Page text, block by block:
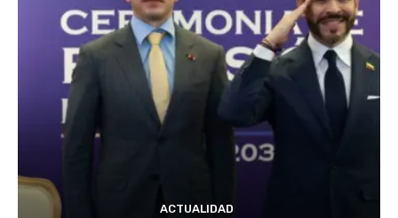
ACTUALIDAD